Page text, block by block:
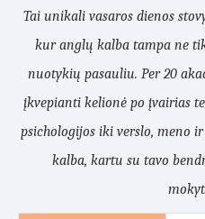
Tai unikali vasaros dienos
kur anglų kalba tampa ne
nuotykių pasauliu. Per 20
įkvepianti kelionė po įvairias
psichologijos iki verslo, meno
kalba, kartu su tavo